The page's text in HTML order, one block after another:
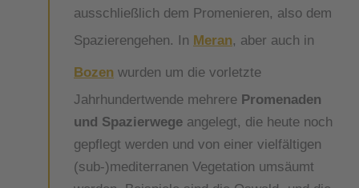
ausschließlich dem Promenieren, also dem
Spazierengehen. In Meran, aber auch in
Bozen wurden um die vorletzte
Jahrhundertwende mehrere Promenaden
und Spazierwege angelegt, die heute noch
gepflegt werden und von einer vielfältigen
(sub-)mediterranen Vegetation umsäumt